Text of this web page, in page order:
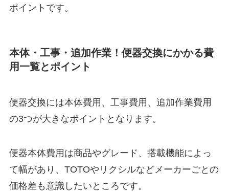
ポイントです。
本体・工事・追加作業！便器交換にかかる費
用一覧とポイント
便器交換には本体費用、工事費用、追加作業費用
の3つが大きなポイントとなります。
便器本体費用は商品やグレード、搭載機能によっ
て幅があり、TOTOやリクシルなどメーカーごとの
価格差も意識したいところです。